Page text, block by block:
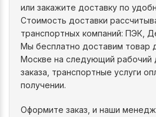
или закажите доставку по
Стоимость доставки
транспортных компаний: ПЭК,
Мы бесплатно доставим товар
Москве на следующий рабочий
заказа, транспортные услуги
получении.
Оформите заказ, и наши